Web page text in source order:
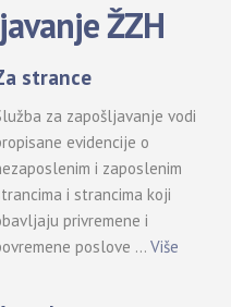
ŽZH
strance
za zapošljavanje vodi
evidencije o
i zaposlenim
i strancima koji
privremene i
poslove …Više